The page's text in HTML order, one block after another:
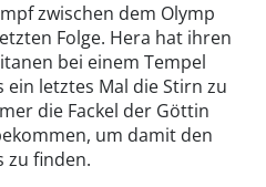
zwischen dem Olymp
Folge. Hera hat ihren
bei einem Tempel
letztes Mal die Stirn zu
die Fackel der Göttin
um damit den
zu finden.